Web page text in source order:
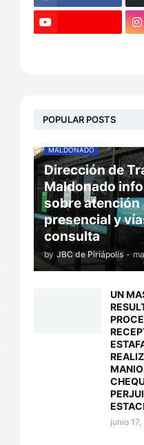
POPULAR POSTS
MALDONADO
Dirección de
Maldonado
sobre atención
presencial y
consulta
by JBC de Piriápolis -
UN
junio 17,